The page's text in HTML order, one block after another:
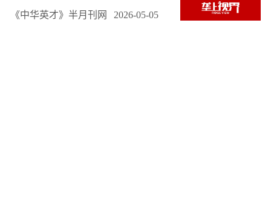
《中华英才》半月刊网 2026-05-05